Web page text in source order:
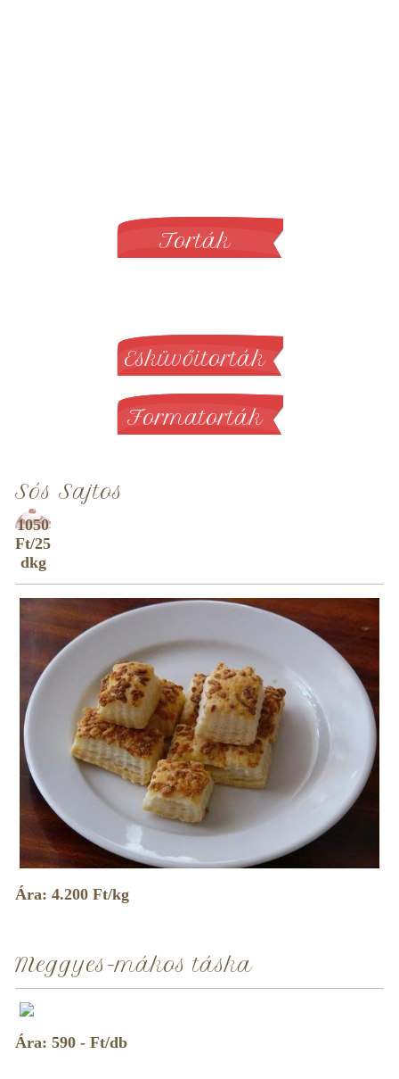
Torták
Esküvőitorták
Formatorták
Sós Sajtos
1050
Ft/25
dkg
Ára: 4.200 Ft/kg
Meggyes-mákos táska
Ára: 590 - Ft/db